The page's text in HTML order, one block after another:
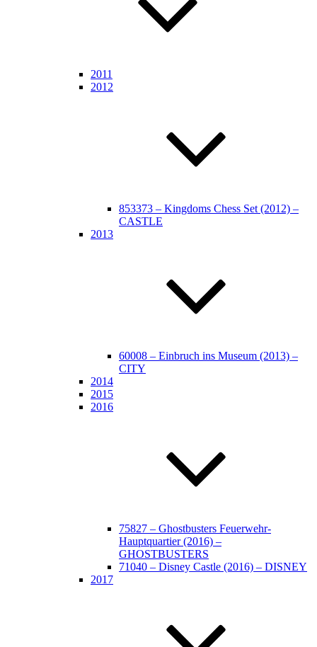
2011
2012
853373 – Kingdoms Chess Set (2012) –
CASTLE
2013
60008 – Einbruch ins Museum (2013) –
CITY
2014
2015
2016
75827 – Ghostbusters Feuerwehr-
Hauptquartier (2016) –
GHOSTBUSTERS
71040 – Disney Castle (2016) – DISNEY
2017